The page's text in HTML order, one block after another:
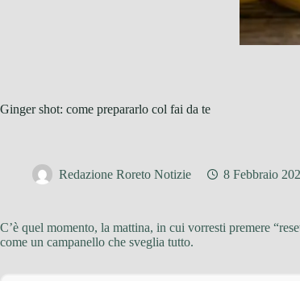
Ginger shot: come prepararlo col fai da te
Redazione Roreto Notizie 8 Febbraio
C’è quel momento, la mattina, in cui vorresti premere
come un campanello che sveglia tutto.